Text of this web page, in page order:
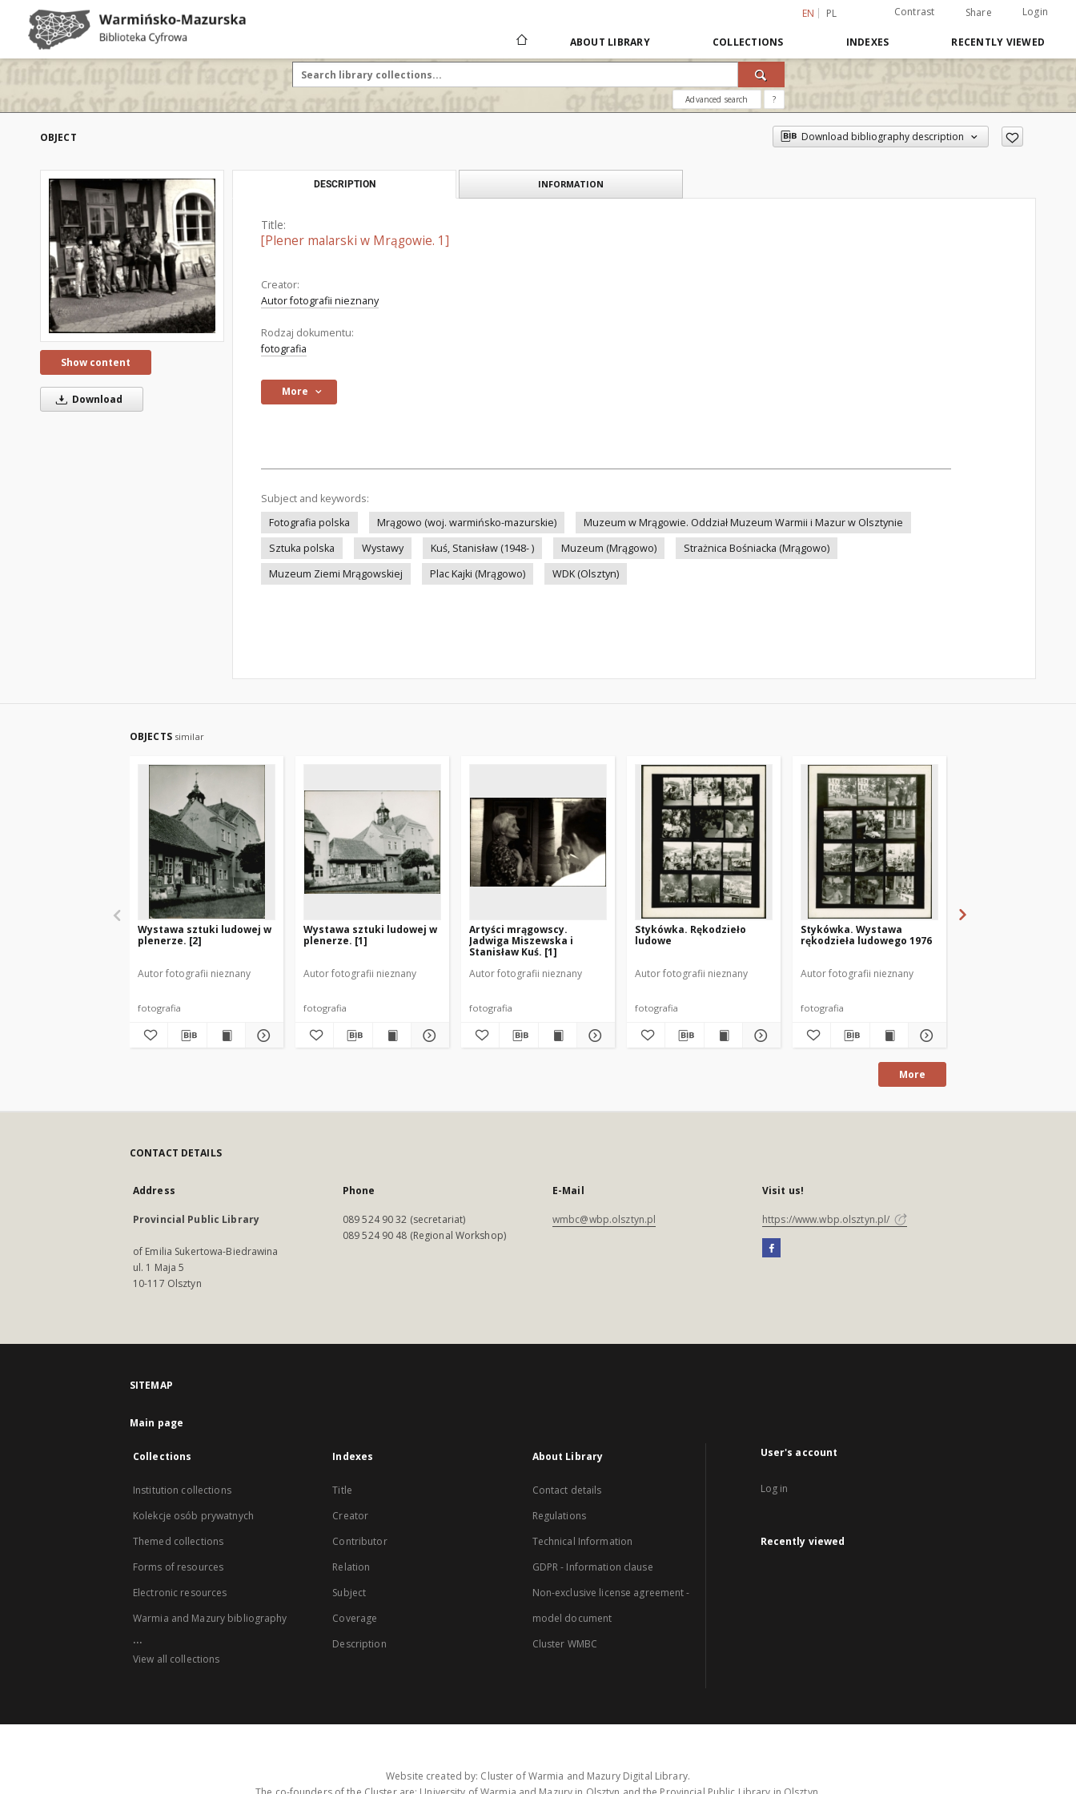
EN PL Contrast Share Login
ABOUT LIBRARY COLLECTIONS INDEXES RECENTLY VIEWED
Advanced search ?
OBJECT Download bibliography description
Show content
Download
DESCRIPTION INFORMATION
Title:
[Plener malarski w Mrągowie. 1]
Creator:
Autor fotografii nieznany
Rodzaj dokumentu:
fotografia
More
Subject and keywords:
Fotografia polska
Mrągowo (woj. warmińsko-mazurskie)
Muzeum w Mrągowie. Oddział Muzeum Warmii i Mazur w Olsztynie
Sztuka polska
Wystawy Kuś, Stanisław (1948- ) Muzeum (Mrągowo)
Strażnica Bośniacka (Mrągowo)
Muzeum Ziemi Mrągowskiej
Plac Kajki (Mrągowo) WDK (Olsztyn)
OBJECTS similar
Wystawa sztuki ludowej w
plenerze. [2]
Autor fotografii nieznany
fotografia
Wystawa sztuki ludowej w
plenerze. [1]
Autor fotografii nieznany
fotografia
Artyści mrągowscy.
Jadwiga Miszewska i
Stanisław Kuś. [1]
Autor fotografii nieznany
fotografia
Stykówka. Rękodzieło
ludowe
Autor fotografii nieznany
fotografia
Stykówka. Wystawa
rękodzieła ludowego 1976
Autor fotografii nieznany
fotografia
More
CONTACT DETAILS
Address
Provincial Public Library
of Emilia Sukertowa-Biedrawina
ul. 1 Maja 5
10-117 Olsztyn
Phone
089 524 90 32 (secretariat)
089 524 90 48 (Regional Workshop)
E-Mail
wmbc@wbp.olsztyn.pl
Visit us!
https://www.wbp.olsztyn.pl/
SITEMAP
Main page
Collections
Institution collections
Kolekcje osób prywatnych
Themed collections
Forms of resources
Electronic resources
Warmia and Mazury bibliography
...
View all collections
Indexes
Title
Creator
Contributor
Relation
Subject
Coverage
Description
About Library
Contact details
Regulations
Technical Information
GDPR - Information clause
Non-exclusive license agreement -
model document
Cluster WMBC
User's account
Log in
Recently viewed
Website created by: Cluster of Warmia and Mazury Digital Library.